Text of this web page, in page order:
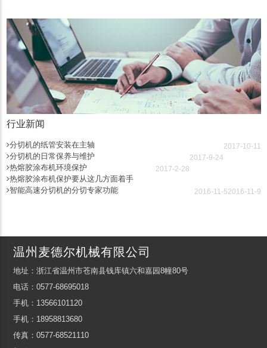
行业新闻
分切机的纸管安装在主轴 2017-10-11
分切机的日常保养与维护 2017-9-24
热熔胶涂布机环境保护 2017-2-28
热熔胶涂布机保护要从这几方面着手
2016-11-9
智能高速分切机的分切专家功能 2016-11-5
温州麦德尔机械有限公司
地址：浙江省温州市苍南县钱库镇六和嘉园8幢80号
电话：0577-68695018
手机：13566101120
手机：18958813680
传真：0577-68521110